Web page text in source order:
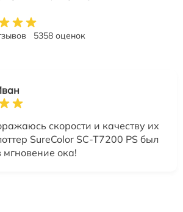
5358 оценок
скорости и качеству их
SureColor SC-T7200 PS был
мгновение ока!